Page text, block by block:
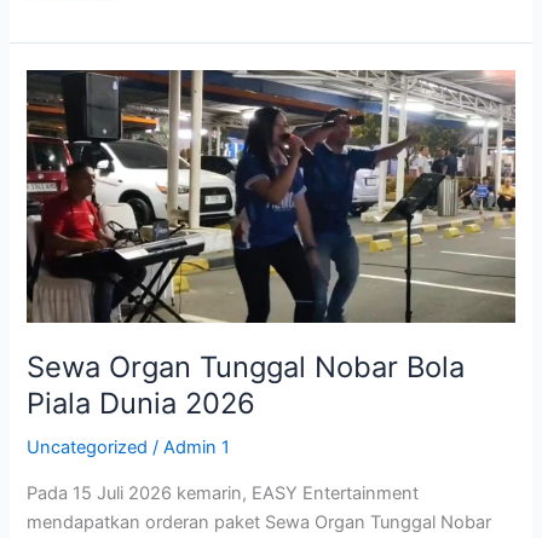
Sewa Organ Tunggal Nobar Bola
Piala Dunia 2026
Uncategorized /Admin 1
Pada 15 Juli 2026 kemarin, EASY Entertainment
mendapatkan orderan paket Sewa Organ Tunggal Nobar
Sewa
Organ
Tunggal
Nobar
Bola
Piala
Dunia
2026